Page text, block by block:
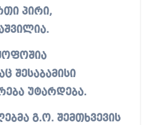
პირი,
შესაბამისი
უტარდება.
გ.ო. შემთხვევის